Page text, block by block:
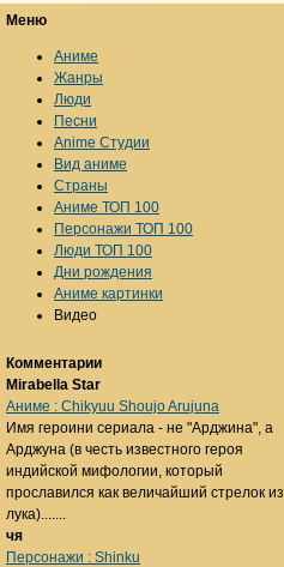
Меню
Аниме
Жанры
Люди
Песни
Anime Студии
Вид аниме
Страны
Аниме ТОП 100
Персонажи ТОП 100
Люди ТОП 100
Дни рождения
Аниме картинки
Видео
Комментарии
Mirabella Star
Аниме : Chikyuu Shoujo Arujuna
Имя героини сериала - не "Арджина", а
Арджуна (в честь известного героя
индийской мифологии, который
прославился как величайший стрелок из
лука).......
чя
Персонажи : Shinku